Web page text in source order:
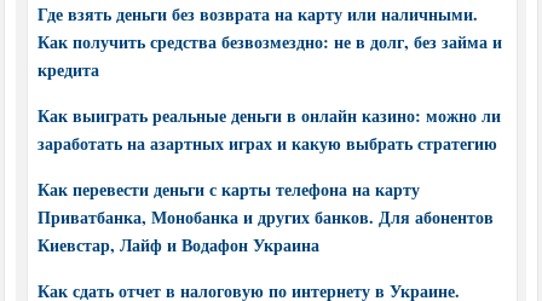
Где взять деньги без возврата на карту или наличными.
Как получить средства безвозмездно: не в долг, без займа и
кредита
Как выиграть реальные деньги в онлайн казино: можно ли
заработать на азартных играх и какую выбрать стратегию
Как перевести деньги с карты телефона на карту
Приватбанка, Монобанка и других банков. Для абонентов
Киевстар, Лайф и Водафон Украина
Как сдать отчет в налоговую по интернету в Украине.